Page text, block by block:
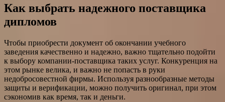
Как выбрать надежного поставщика
дипломов
Чтобы приобрести документ об окончании учебного
заведения качественно и надежно, важно тщательно подойти
к выбору компании-поставщика таких услуг. Конкуренция на
этом рынке велика, и важно не попасть в руки
недобросовестной фирмы. Используя разнообразные методы
защиты и верификации, можно получить оригинал, при этом
сэкономив как время, так и деньги.